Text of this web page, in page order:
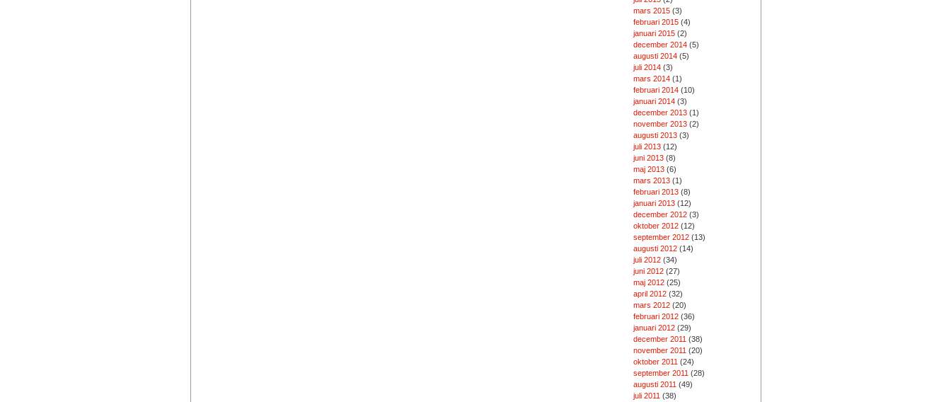
mars 2015(3)
februari 2015(4)
januari 2015(2)
december 2014(5)
augusti 2014(5)
juli 2014(3)
mars 2014(1)
februari 2014(10)
januari 2014(3)
december 2013(1)
november 2013(2)
augusti 2013(3)
juli 2013(12)
juni 2013(8)
maj 2013(6)
mars 2013(1)
februari 2013(8)
januari 2013(12)
december 2012(3)
oktober 2012(12)
september 2012(13)
augusti 2012(14)
juli 2012(34)
juni 2012(27)
maj 2012(25)
april 2012(32)
mars 2012(20)
februari 2012(36)
januari 2012(29)
december 2011 (38)
november 2011 (20)
oktober 2011 (24)
september 2011 (28)
augusti 2011 (49)
juli 2011 (38)